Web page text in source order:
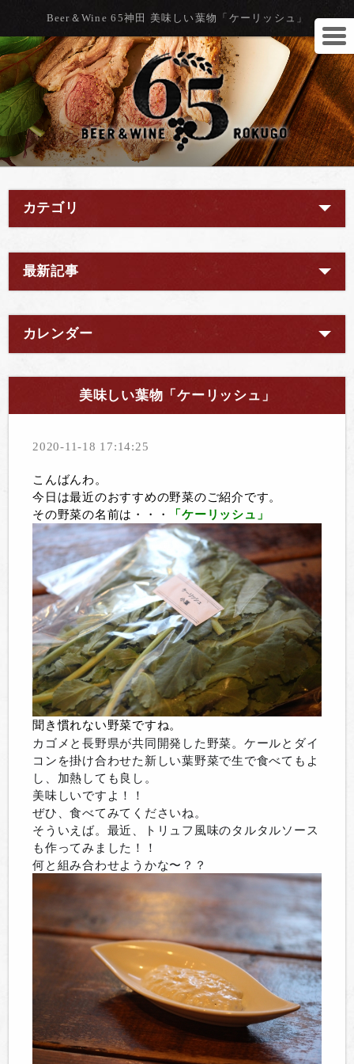
Beer＆Wine 65神田 美味しい葉物「ケーリッシュ」
カテゴリ
最新記事
カレンダー
美味しい葉物「ケーリッシュ」
2020-11-18 17:14:25
こんばんわ。
今日は最近のおすすめの野菜のご紹介です。
その野菜の名前は・・・
「ケーリッシュ」
聞き慣れない野菜ですね。
カゴメと長野県が共同開発した野菜。ケールとダイ
コンを掛け合わせた新しい葉野菜で生で食べてもよ
し、加熱しても良し。
美味しいですよ！！
ぜひ、食べてみてくださいね。
そういえば。最近、トリュフ風味のタルタルソース
も作ってみました！！
何と組み合わせようかな〜？？